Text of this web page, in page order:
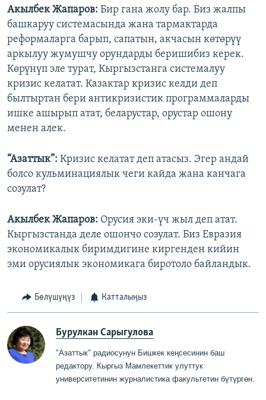
Акылбек Жапаров: Бир гана жолу бар. Биз жалпы
башкаруу системасында жана тармактарда
реформаларга барып, сапатын, акчасын көтөрүү
аркылуу жумушчу орундарды беришибиз керек.
Көрүнүп эле турат, Кыргызстанга системалуу
кризис келатат. Казактар кризис келди деп
былтыртан бери антикризистик программаларды
ишке ашырып атат, беларустар, орустар ошону
менен алек.
“Азаттык”: Кризис келатат деп атасыз. Эгер андай
болсо кульминациялык чеги кайда жана канчага
созулат?
Акылбек Жапаров: Орусия эки-үч жыл деп атат.
Кыргызстанда деле ошончо созулат. Биз Евразия
экономикалык биримдигине киргенден кийин
эми орусиялык экономикага биротоло байландык.
Бөлүшүңүз Катталыңыз
Бурулкан Сарыгулова
"Азаттык" радиосунун Бишкек кеңсесинин баш
редактору. Кыргыз Мамлекеттик улуттук
университетинин журналистика факультетин бүтүргөн